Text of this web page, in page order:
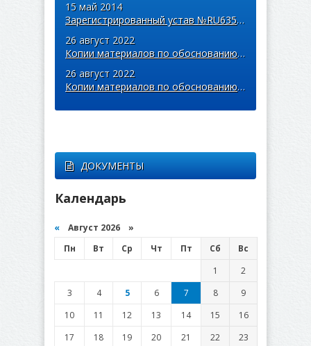
15 май 2014
Зарегистрированный устав №RU635033012014001 от 15.05.2014
26 август 2022
Копии материалов по обоснованию в виде карт в растровом формате 1
26 август 2022
Копии материалов по обоснованию в виде карт в растровом формате 2
ДОКУМЕНТЫ
Календарь
« Август 2026 »
Пн
Вт Ср Чт Пт Сб
Вс
1
2
3
4 5 6 7 8
9
10
11 12 13 14 15
16
17
18 19 20 21 22
23